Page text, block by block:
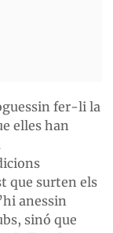
fer-li la
elles han
que surten els
anessin
sinó que